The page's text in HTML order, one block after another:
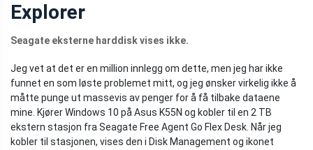
Explorer
Seagate eksterne harddisk vises ikke.
Jeg vet at det er en million innlegg om dette, men jeg har ikke
funnet en som løste problemet mitt, og jeg ønsker virkelig ikke å
måtte punge ut massevis av penger for å få tilbake dataene
mine. Kjører Windows 10 på Asus K55N og kobler til en 2 TB
ekstern stasjon fra Seagate Free Agent Go Flex Desk. Når jeg
kobler til stasjonen, vises den i Disk Management og ikonet